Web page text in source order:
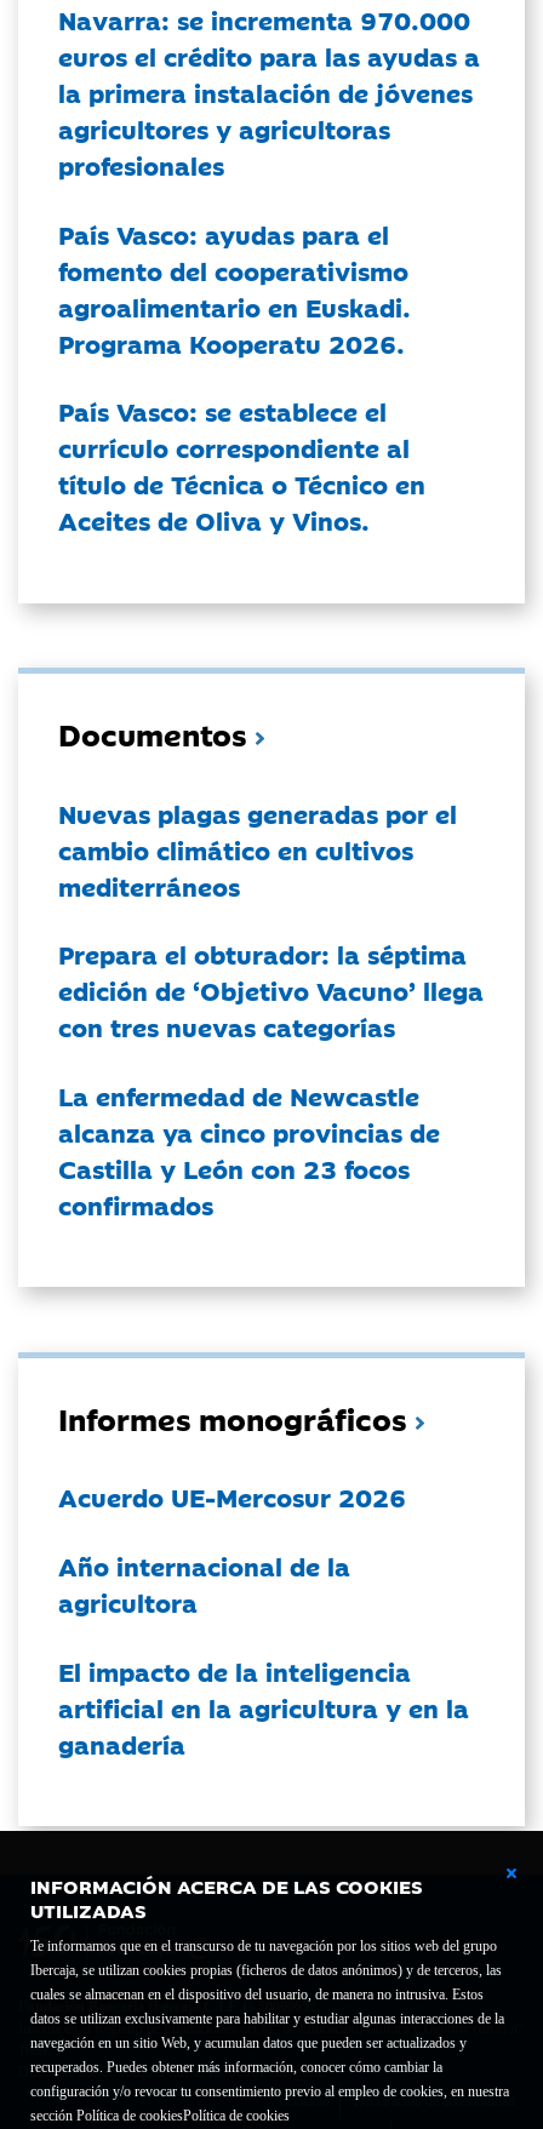
INFORMACIÓN ACERCA DE LAS COOKIES
UTILIZADAS
Te informamos que en el transcurso de tu navegación por los sitios web del grupo
Ibercaja, se utilizan cookies propias (ficheros de datos anónimos) y de terceros, las
cuales se almacenan en el dispositivo del usuario, de manera no intrusiva. Estos
datos se utilizan exclusivamente para habilitar y estudiar algunas interacciones de la
navegación en un sitio Web, y acumulan datos que pueden ser actualizados y
recuperados. Puedes obtener más información, conocer cómo cambiar la
configuración y/o revocar tu consentimiento previo al empleo de cookies, en nuestra
sección Política de cookiesPolítica de cookies
Navarra: se incrementa 970.000
euros el crédito para las ayudas a
la primera instalación de jóvenes
agricultores y agricultoras
profesionales
País Vasco: ayudas para el
fomento del cooperativismo
agroalimentario en Euskadi.
Programa Kooperatu 2026.
País Vasco: se establece el
currículo correspondiente al
título de Técnica o Técnico en
Aceites de Oliva y Vinos.
Documentos
Nuevas plagas generadas por el
cambio climático en cultivos
mediterráneos
Prepara el obturador: la séptima
edición de ‘Objetivo Vacuno’ llega
con tres nuevas categorías
La enfermedad de Newcastle
alcanza ya cinco provincias de
Castilla y León con 23 focos
confirmados
Informes monográficos
Acuerdo UE-Mercosur 2026
Año internacional de la
agricultora
El impacto de la inteligencia
artificial en la agricultura y en la
ganadería
Fundación Bancaria Ibercaja C.I.F. G-50000652.
Inscrita en el Registro de Fundaciones del Mº de Educación, Cultura y Deporte con el nº
1689.
Domicilio social: Joaquín Costa, 13. 50001 Zaragoza.
Contacto
Declaración de accesibilidad